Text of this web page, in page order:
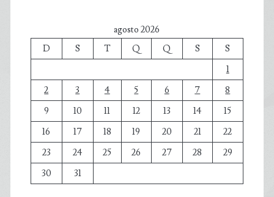
agosto 2026
D
S T Q Q S
S
1
2
3 4 5 6 7
8
9
10 11 12 13 14
15
16
17 18 19 20 21
22
23
24 25 26 27 28
29
30
31